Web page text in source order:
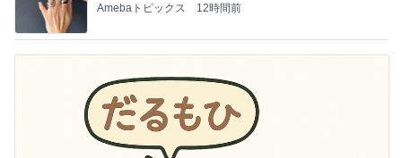
Amebaトピックス 12時間前